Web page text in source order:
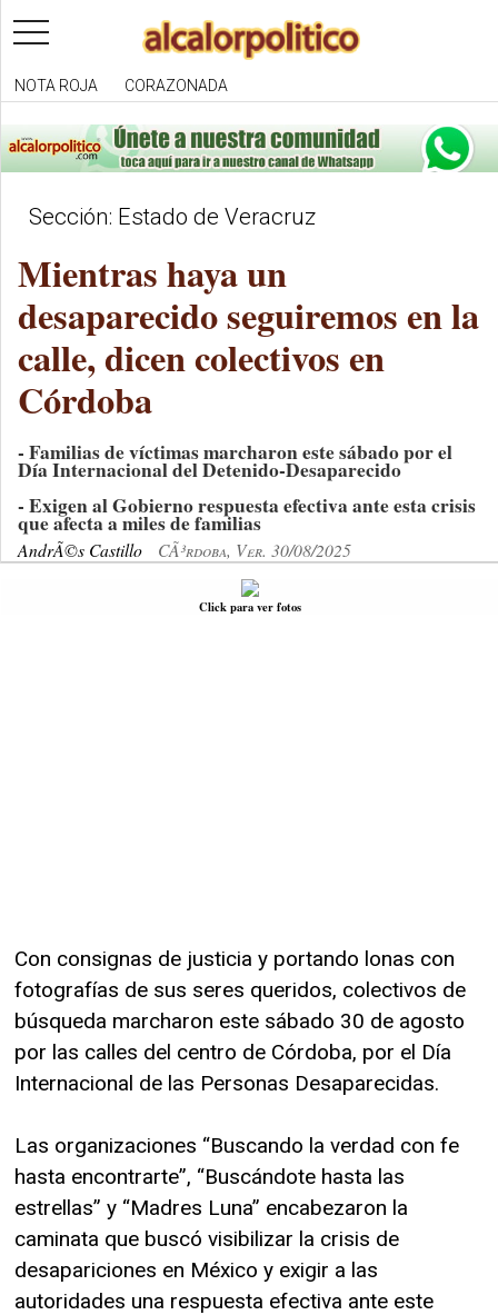
toggle
navigation
NOTA ROJA CORAZONADA
Sección: Estado de Veracruz
Mientras haya un
desaparecido seguiremos en la
calle, dicen colectivos en
Córdoba
- Familias de víctimas marcharon este sábado por el
Día Internacional del Detenido-Desaparecido
- Exigen al Gobierno respuesta efectiva ante esta crisis
que afecta a miles de familias
AndrÃ©s Castillo CÃ³rdoba, Ver. 30/08/2025
Click para ver fotos
Con consignas de justicia y portando lonas con
fotografías de sus seres queridos, colectivos de
búsqueda marcharon este sábado 30 de agosto
por las calles del centro de Córdoba, por el Día
Internacional de las Personas Desaparecidas.
Las organizaciones “Buscando la verdad con fe
hasta encontrarte”, “Buscándote hasta las
estrellas” y “Madres Luna” encabezaron la
caminata que buscó visibilizar la crisis de
desapariciones en México y exigir a las
autoridades una respuesta efectiva ante este